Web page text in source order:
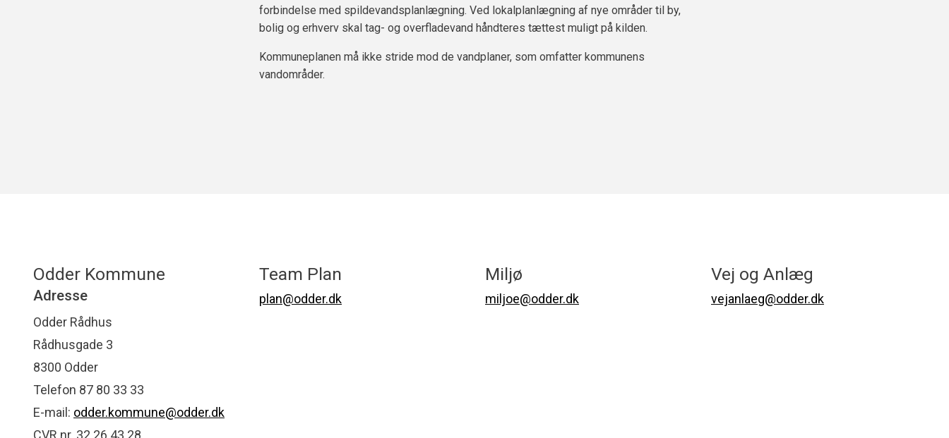
forbindelse med spildevandsplanlægning. Ved lokalplanlægning af nye områder til by,
bolig og erhverv skal tag- og overfladevand håndteres tættest muligt på kilden.
Kommuneplanen må ikke stride mod de vandplaner, som omfatter kommunens
vandområder.
Odder Kommune
Adresse
Odder Rådhus
Rådhusgade 3
8300 Odder
Telefon 87 80 33 33
E-mail: odder.kommune@odder.dk
CVR nr. 32 26 43 28
Team Plan
plan@odder.dk
Miljø
miljoe@odder.dk
Vej og Anlæg
vejanlaeg@odder.dk